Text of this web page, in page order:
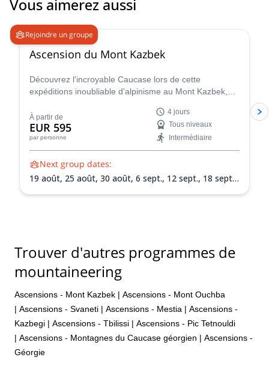
Vous aimerez aussi
Rejoindre un groupe
Ascension du Mont Kazbek
Découvrez l'incroyable Caucase lors de cette
expéditions inoubliable d'alpinisme au Mont Kazbek,
À partir de
EUR 595
par personne
4 jours
Tous niveaux
Intermédiaire
Next group dates:
19 août, 25 août, 30 août, 6 sept., 12 sept., 18 sept.,
Trouver d'autres programmes de
mountaineering
Ascensions - Mont Kazbek | Ascensions - Mont Ouchba
| Ascensions - Svaneti | Ascensions - Mestia | Ascensions -
Kazbegi | Ascensions - Tbilissi | Ascensions - Pic Tetnouldi
| Ascensions - Montagnes du Caucase géorgien | Ascensions -
Géorgie